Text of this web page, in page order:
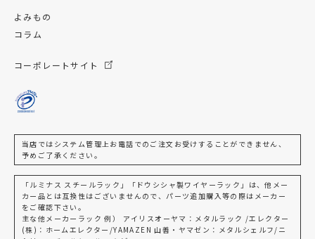
よみもの
コラム
コーポレートサイト
当店ではシステム管理上お電話でのご注文お受けすることができません、
予めご了承ください。
「ルミナス スチールラック」「ドウシシャ製ワイヤーラック」は、他メー
カー品とは互換性はございませんので、パーツ追加購入等の際はメーカー
をご確認下さい。
主な他メーカーラック 例） アイリスオーヤマ：メタルラック /エレクター
(株)：ホームエレクター/YAMAZEN 山善・ヤマゼン：メタルシェルフ/ニ